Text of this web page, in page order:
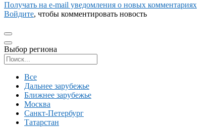
Получать на e‑mail уведомления о новых комментариях
Войдите, чтобы комментировать новость
Выбор региона
Все
Дальнее зарубежье
Ближнее зарубежье
Москва
Санкт-Петербург
Татарстан